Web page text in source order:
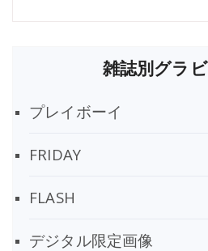
雑誌別グラ
プレイボーイ
FRIDAY
FLASH
デジタル限定画像